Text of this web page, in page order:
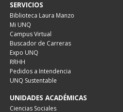
SERVICIOS
Biblioteca Laura Manzo
Mi UNQ
Campus Virtual
Buscador de Carreras
Expo UNQ
RRHH
Pedidos a Intendencia
UNQ Sustentable
UNIDADES ACADÉMICAS
Ciencias Sociales